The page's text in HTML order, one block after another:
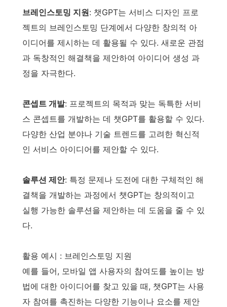
브레인스토밍 지원: 챗GPT는 서비스 디자인 프로
젝트의 브레인스토밍 단계에서 다양한 창의적 아
이디어를 제시하는 데 활용될 수 있다. 새로운 관점
과 독창적인 해결책을 제안하여 아이디어 생성 과
정을 자극한다.
콘셉트 개발: 프로젝트의 목적과 맞는 독특한 서비
스 콘셉트를 개발하는 데 챗GPT를 활용할 수 있다.
다양한 산업 분야나 기술 트렌드를 고려한 혁신적
인 서비스 아이디어를 제안할 수 있다.
솔루션 제안: 특정 문제나 도전에 대한 구체적인 해
결책을 개발하는 과정에서 챗GPT는 창의적이고
실행 가능한 솔루션을 제안하는 데 도움을 줄 수 있
다.
활용 예시 : 브레인스토밍 지원
예를 들어, 모바일 앱 사용자의 참여도를 높이는 방
법에 대한 아이디어를 찾고 있을 때, 챗GPT는 사용
자 참여를 촉진하는 다양한 기능이나 요소를 제안